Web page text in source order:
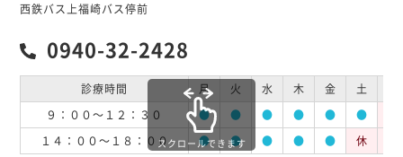
西鉄バス上福崎バス停前
0940-32-2428
診療時間 月 火 水 木 金 土
９：００～１２：３０
● ● ● ● ● ●
１４：００～１８：００
● ● ● ● ● 休
スクロールできます